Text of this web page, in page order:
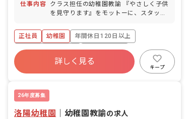
仕事内容
クラス担任の幼稚園教諭 『やさしく子供
を見守ります』をモットーに、スタッフ
齢層：3～5歳児
正社員 幼稚園
年間休日120日以上
ボーナス・賞与あり
社会保険完備
有給
退職金制度
詳しく見る
キープ
26年度募集
洛陽幼稚園 幼稚園教諭の求人